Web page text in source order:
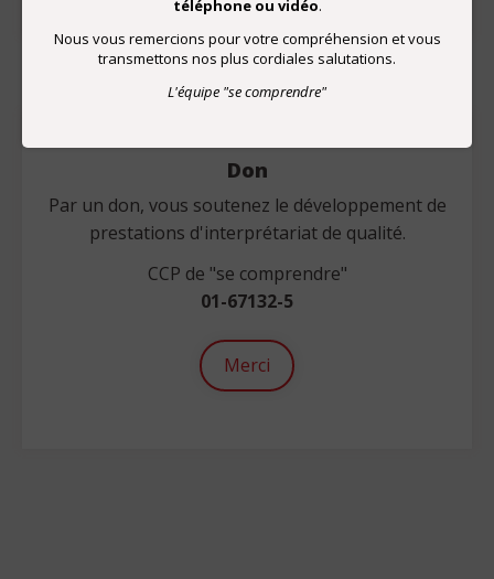
téléphone ou vidéo.
Nous vous remercions pour votre compréhension et vous
transmettons nos plus cordiales salutations.
L'équipe "se comprendre"
Don
Par un don, vous soutenez le développement de
prestations d'interprétariat de qualité.
CCP de "se comprendre"
01-67132-5
Merci